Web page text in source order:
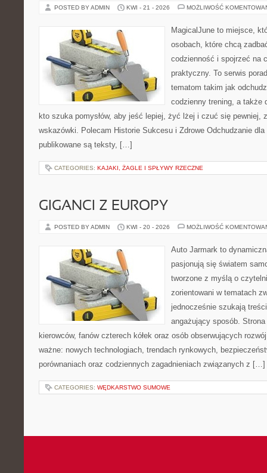
POSTED BY ADMIN KWI - 21 - 2026 MOŻLIWOŚĆ
MagicalJune to miejsce,
osobach, które chcą
codzienność i spojrzeć na
praktyczny. To serwis
tematom takim jak
codzienny trening, a także
kto szuka pomysłów, aby jeść lepiej, żyć lżej i czuć się pewniej,
wskazówki. Polecam Historie Sukcesu i Zdrowe Odchudzanie
publikowane są teksty, […]
CATEGORIES: KAJAKI, ŻAGLE I SPŁYWY RZECZNE
GIGANCI Z EUROPY
POSTED BY ADMIN KWI - 20 - 2026 MOŻLIWOŚĆ
Auto Jarmark to
pasjonują się światem
tworzone z myślą o
zorientowani w tematach
jednocześnie szukają
angażujący sposób.
kierowców, fanów czterech kółek oraz osób obserwujących
ważne: nowych technologiach, trendach rynkowych,
porównaniach oraz codziennych zagadnieniach związanych z […]
CATEGORIES: WĘDKARSTWO SUMOWE